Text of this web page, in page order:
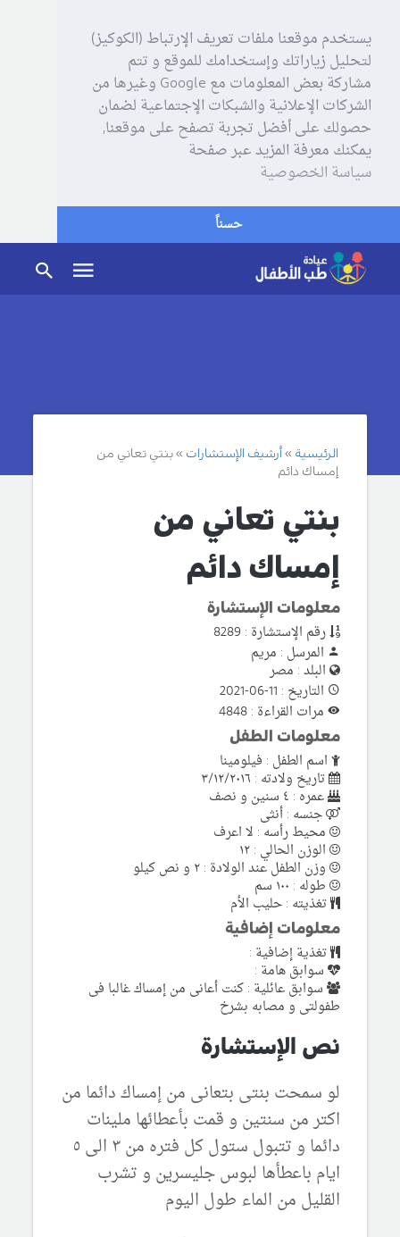
يستخدم موقعنا ملفات تعريف الإرتباط (الكوكيز)
لتحليل زياراتك وإستخدامك للموقع و تتم
مشاركة بعض المعلومات مع Google وغيرها من
الشركات الإعلانية والشبكات الإجتماعية لضمان
حصولك على أفضل تجربة تصفح على موقعنا,
يمكنك معرفة المزيد عبر صفحة
سياسة الخصوصية
حسناً
الرئيسية أرشيف الإستشارات
بنتي تعاني من
إمساك دائم
بنتي تعاني من
إمساك دائم
معلومات الإستشارة
رقم الإستشارة : 8289
المرسل : مريم
البلد : مصر
التاريخ : 11-06-2021
مرات القراءة : 4848
معلومات الطفل
اسم الطفل : فيلومينا
تاريخ ولادته : ٣/١٢/٢٠١٦
عمره : ٤ سنين و نصف
جنسه : أنثى
محيط رأسه : لا اعرف
الوزن الحالي : ١٢
وزن الطفل عند الولادة : ٢ و نص كيلو
طوله : ١٠٠ سم
تغذيته : حليب الأم
معلومات إضافية
تغذية إضافية :
سوابق هامة :
سوابق عائلية : كنت أعانى من إمساك غالبا فى
طفولتى و مصابه بشرخ
نص الإستشارة
لو سمحت بنتى بتعانى من إمساك دائما من
اكتر من سنتين و قمت بأعطائها ملينات
دائما و تتبول ستول كل فتره من ٣ الى ٥
ايام باعطأها لبوس جليسرين و تشرب
القليل من الماء طول اليوم